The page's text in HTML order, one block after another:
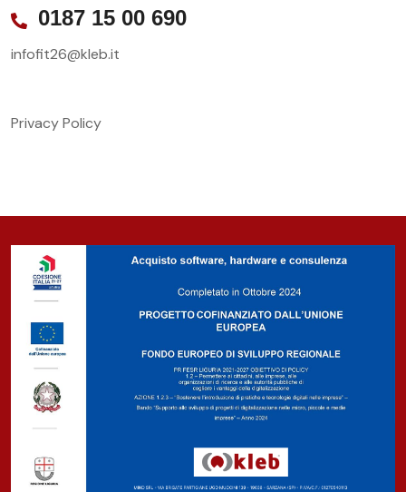
0187 15 00 690
infofit26@kleb.it
Privacy Policy